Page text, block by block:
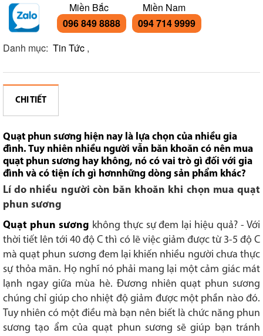
Miền Bắc
096 849 8888
Miền Nam
094 714 9999
Danh mục: Tin Tức ,
CHI TIẾT
Quạt phun sương hiện nay là lựa chọn của nhiều gia
đình. Tuy nhiên nhiều người vẫn băn khoăn có nên mua
quạt phun sương hay không, nó có vai trò gì đối với gia
đình và có tiện ích gì hơnnhững dòng sản phẩm khác?
Lí do nhiều người còn băn khoăn khi chọn mua quạt
phun sương
Quạt phun sương không thực sự đem lại hiệu quả? - Với
thời tiết lên tới 40 độ C thì có lẽ việc giảm được từ 3-5 độ C
mà quạt phun sương đem lại khiến nhiều người chưa thực
sự thỏa mãn. Họ nghĩ nó phải mang lại một cảm giác mát
lạnh ngay giữa mùa hè. Đương nhiên quạt phun sương
chúng chỉ giúp cho nhiệt độ giảm được một phần nào đó.
Tuy nhiên có một điều mà bạn nên biết là chức năng phun
sương tạo ẩm của quạt phun sương sẽ giúp bạn tránh